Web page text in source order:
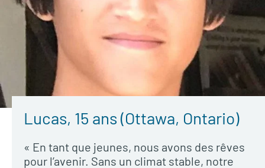
Lucas, 15 ans (Ottawa, Ontario)
« En tant que jeunes, nous avons des rêves
pour l’avenir. Sans un climat stable, notre